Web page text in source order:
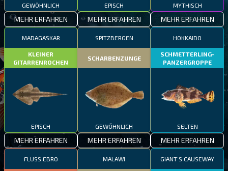
GEWÖHNLICH
MEHR ERFAHREN
EPISCH
MEHR ERFAHREN
MYTHISCH
MEHR ERFAHREN
MADAGASKAR
KLEINER
GITARRENROCHEN
EPISCH
MEHR ERFAHREN
SPITZBERGEN
SCHARBENZUNGE
GEWÖHNLICH
MEHR ERFAHREN
HOKKAIDO
SCHMETTERLING-
PANZERGROPPE
SELTEN
MEHR ERFAHREN
FLUSS EBRO MALAWI GIANT’S CAUSEWAY